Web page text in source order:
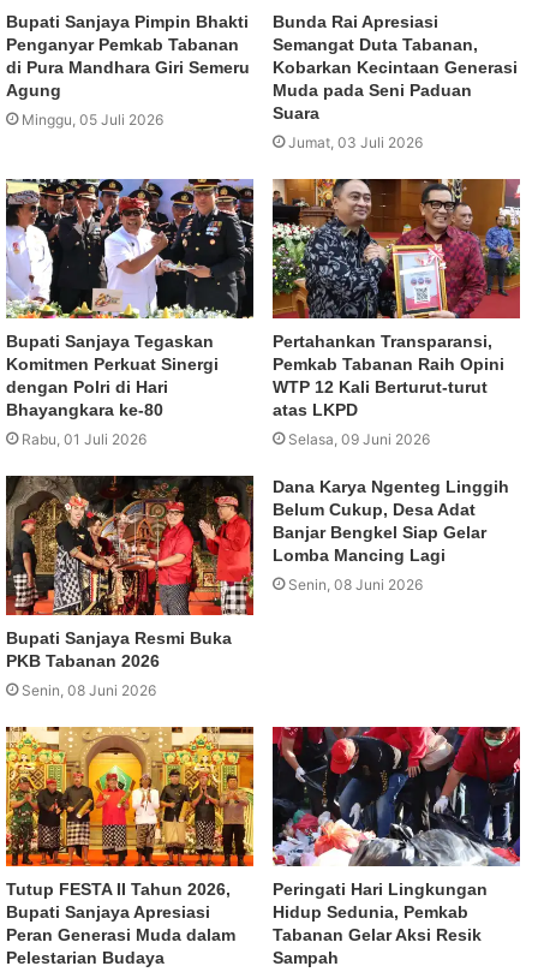
Bupati Sanjaya Pimpin Bhakti
Penganyar Pemkab Tabanan
di Pura Mandhara Giri Semeru
Agung
Minggu, 05 Juli 2026
Bunda Rai Apresiasi
Semangat Duta Tabanan,
Kobarkan Kecintaan Generasi
Muda pada Seni Paduan
Suara
Jumat, 03 Juli 2026
Bupati Sanjaya Tegaskan
Komitmen Perkuat Sinergi
dengan Polri di Hari
Bhayangkara ke-80
Rabu, 01 Juli 2026
Pertahankan Transparansi,
Pemkab Tabanan Raih Opini
WTP 12 Kali Berturut-turut
atas LKPD
Selasa, 09 Juni 2026
Bupati Sanjaya Resmi Buka
PKB Tabanan 2026
Senin, 08 Juni 2026
Dana Karya Ngenteg Linggih
Belum Cukup, Desa Adat
Banjar Bengkel Siap Gelar
Lomba Mancing Lagi
Senin, 08 Juni 2026
Tutup FESTA II Tahun 2026,
Bupati Sanjaya Apresiasi
Peran Generasi Muda dalam
Pelestarian Budaya
Peringati Hari Lingkungan
Hidup Sedunia, Pemkab
Tabanan Gelar Aksi Resik
Sampah